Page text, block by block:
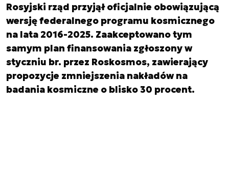
Rosyjski rząd przyjął oficjalnie obowiązującą
wersję federalnego programu kosmicznego
na lata 2016-2025. Zaakceptowano tym
samym plan finansowania zgłoszony w
styczniu br. przez Roskosmos, zawierający
propozycje zmniejszenia nakładów na
badania kosmiczne o blisko 30 procent.